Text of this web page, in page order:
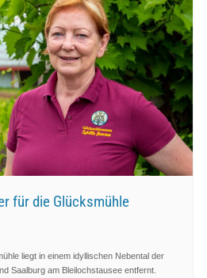
für die Glücksmühle
liegt in einem idyllischen Nebental der
Saalburg am Bleilochstausee entfernt.